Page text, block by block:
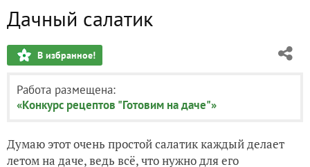
Дачный салатик
В избранное!
Работа размещена:
«Конкурс рецептов "Готовим на даче"»
Думаю этот очень простой салатик каждый делает
летом на даче, ведь всё, что нужно для его